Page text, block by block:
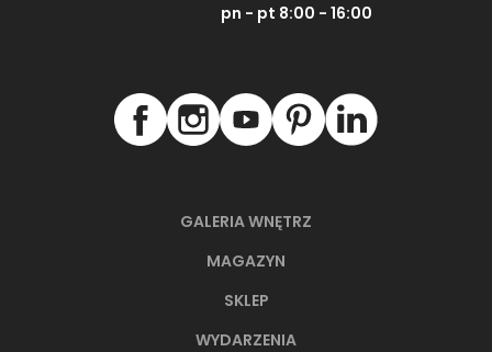
GALERIA WNĘTRZ
MAGAZYN
SKLEP
WYDARZENIA
pn - pt 8:00 - 16:00